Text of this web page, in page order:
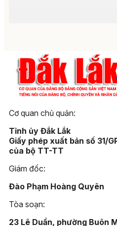
Cơ quan chủ quản:
Tỉnh ủy Đắk Lắk
Giấy phép xuất bản số 31/
của bộ TT-TT
Giám đốc:
Đào Phạm Hoàng Quyên
Tòa soạn:
23 Lê Duẩn, phường Buôn